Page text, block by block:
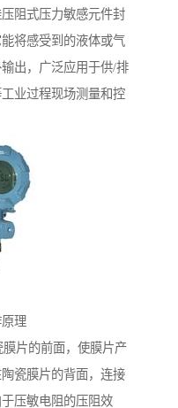
阻式压力敏感元件封
将感受到的液体或气
出，广泛应用于供/排
业过程现场测量和控
理
片的前面，使膜片产
瓷膜片的背面，连接
压敏电阻的压阻效